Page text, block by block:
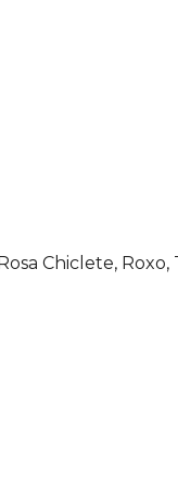
Chiclete,